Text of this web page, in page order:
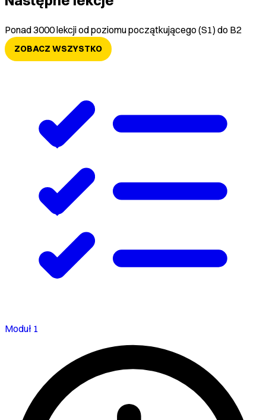
Ponad 3000 lekcji od poziomu początkującego (S1) do B2
ZOBACZ WSZYSTKO
Moduł 1